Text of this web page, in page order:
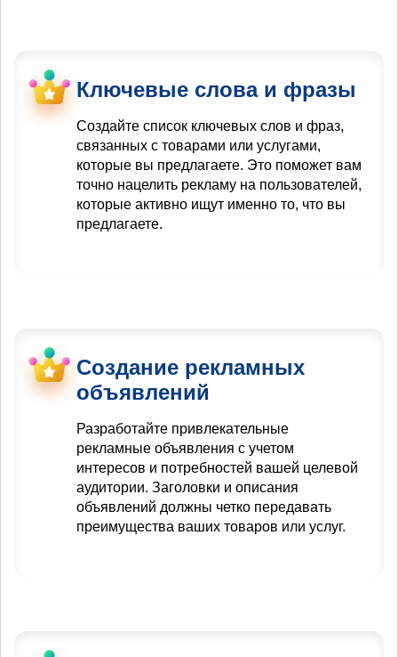
Ключевые слова и фразы
Создайте список ключевых слов и фраз,
связанных с товарами или услугами,
которые вы предлагаете. Это поможет вам
точно нацелить рекламу на пользователей,
которые активно ищут именно то, что вы
предлагаете.
Создание рекламных
объявлений
Разработайте привлекательные
рекламные объявления с учетом
интересов и потребностей вашей целевой
аудитории. Заголовки и описания
объявлений должны четко передавать
преимущества ваших товаров или услуг.